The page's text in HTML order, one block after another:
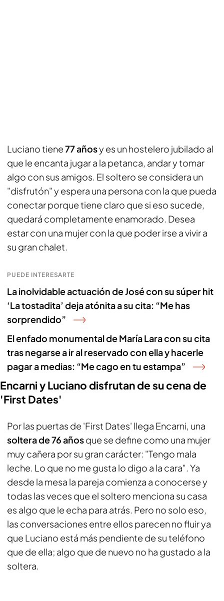
Luciano tiene77 añosy es un hostelero jubilado al
que le encanta jugar a la petanca, andar y tomar
algo con sus amigos. El soltero se considera un
"disfrutón" y espera una persona con la que pueda
conectar porque tiene claro que si eso sucede,
quedará completamente enamorado. Desea
estar con una mujer con la que poder irse a vivir a
su gran chalet.
PUEDE INTERESARTE
La inolvidable actuación de José con su súper hit
‘La tostadita’ deja atónita a su cita: “Me has
sorprendido”
El enfado monumental de María Lara con su cita
tras negarse a ir al reservado con ella y hacerle
pagar a medias: “Me cago en tu estampa”
Encarni y Luciano disfrutan de su cena de
'First Dates'
Por las puertas de 'First Dates' llega Encarni, una
soltera de 76 añosque se define como una mujer
muy cañera por su gran carácter: "Tengo mala
leche. Lo que no me gusta lo digo a la cara". Ya
desde la mesa la pareja comienza a conocerse y
todas las veces que el soltero menciona su casa
es algo que le echa para atrás. Pero no solo eso,
las conversaciones entre ellos parecen no fluir ya
que Luciano está más pendiente de su teléfono
que de ella; algo que de nuevo no ha gustado a la
soltera.